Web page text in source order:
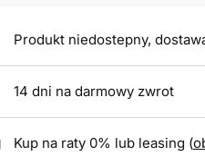
Produkt niedostepny,
14 dni na darmowy zwrot
Kup na raty 0% lub leasing (